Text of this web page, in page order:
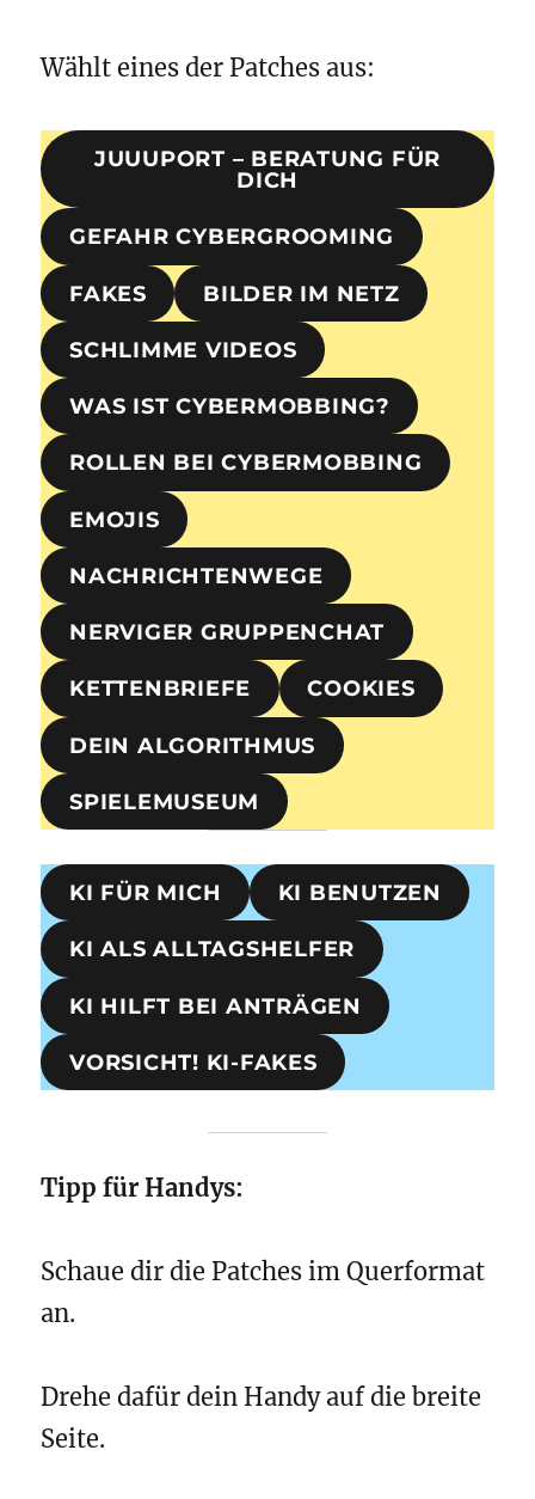
Wählt eines der Patches aus:
JUUUPORT – BERATUNG FÜR
DICH
GEFAHR CYBERGROOMING
FAKES BILDER IM NETZ
SCHLIMME VIDEOS
WAS IST CYBERMOBBING?
ROLLEN BEI CYBERMOBBING
EMOJIS
NACHRICHTENWEGE
NERVIGER GRUPPENCHAT
KETTENBRIEFE COOKIES
DEIN ALGORITHMUS
SPIELEMUSEUM
KI FÜR MICH KI BENUTZEN
KI ALS ALLTAGSHELFER
KI HILFT BEI ANTRÄGEN
VORSICHT! KI-FAKES
Tipp für Handys:
Schaue dir die Patches im Querformat
an.
Drehe dafür dein Handy auf die breite
Seite.